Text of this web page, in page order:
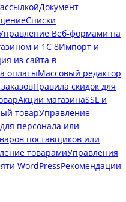
Документ
Списки
Веб-формами на
и 1С 8Импорт и
из сайта в
оплатыМассовый редактор
Правила скидок для
Акции магазинаSSL и
товарУправление
персонала или
поставщиков или
товарамиУправления
WordPressРекомендации